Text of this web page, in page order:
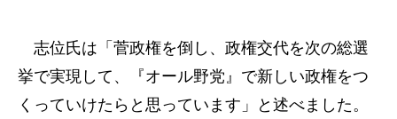
志位氏は「菅政権を倒し、政権交代を次の総選
挙で実現して、『オール野党』で新しい政権をつ
くっていけたらと思っています」と述べました。